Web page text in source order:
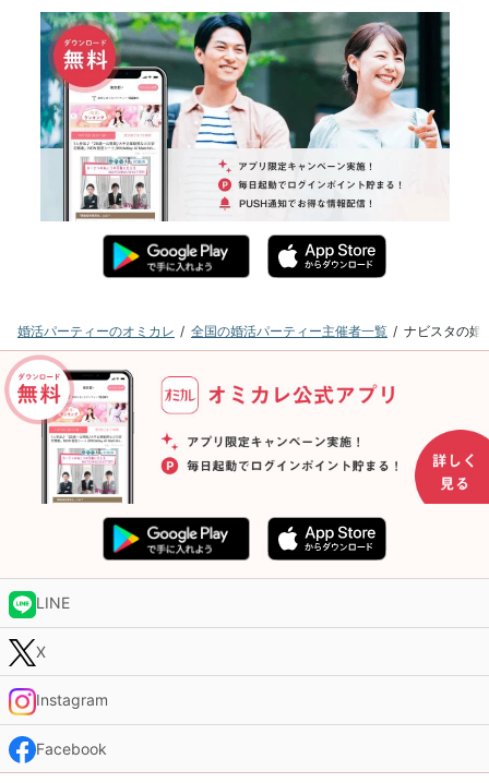
婚活パーティーのオミカレ 全国の婚活パーティー主催者一覧 ナビスタの婚
LINE
X
Instagram
Facebook